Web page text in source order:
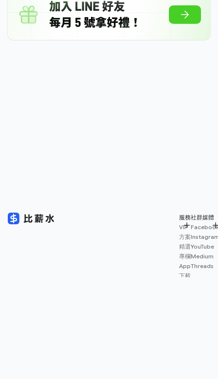
服務
VIP
方案
精選
專欄
App
下載
社群媒體
YouTube
Medium
Threads